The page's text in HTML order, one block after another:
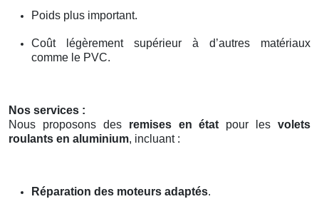
Poids plus important.
Coût légèrement supérieur à d’autres matériaux
comme le PVC.
Nos services :
Nous proposons des remises en état pour les volets
roulants en aluminium, incluant :
Réparation des moteurs adaptés.